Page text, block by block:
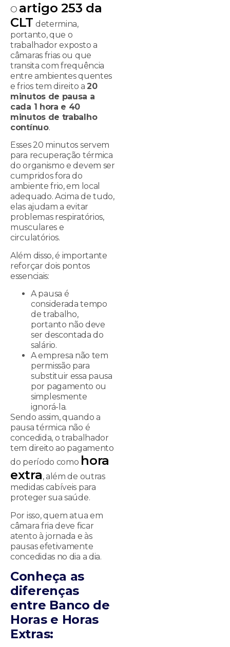
O artigo 253 da
CLT determina,
portanto, que o
trabalhador exposto a
câmaras frias ou que
transita com frequência
entre ambientes quentes
e frios tem direito a20
minutos de pausa a
cada 1 hora e 40
minutos de trabalho
contínuo.
Esses 20 minutos servem
para recuperação térmica
do organismo e devem ser
cumpridos fora do
ambiente frio, em local
adequado. Acima de tudo,
elas ajudam a evitar
problemas respiratórios,
musculares e
circulatórios.
Além disso, é importante
reforçar dois pontos
essenciais:
A pausa é
considerada tempo
de trabalho,
portanto não deve
ser descontada do
salário.
A empresa não tem
permissão para
substituir essa pausa
por pagamento ou
simplesmente
ignorá-la.
Sendo assim, quando a
pausa térmica não é
concedida, o trabalhador
tem direito ao pagamento
do período como hora
extra, além de outras
medidas cabíveis para
proteger sua saúde.
Por isso, quem atua em
câmara fria deve ficar
atento à jornada e às
pausas efetivamente
concedidas no dia a dia.
Conheça as
diferenças
entre Banco de
Horas e Horas
Extras: